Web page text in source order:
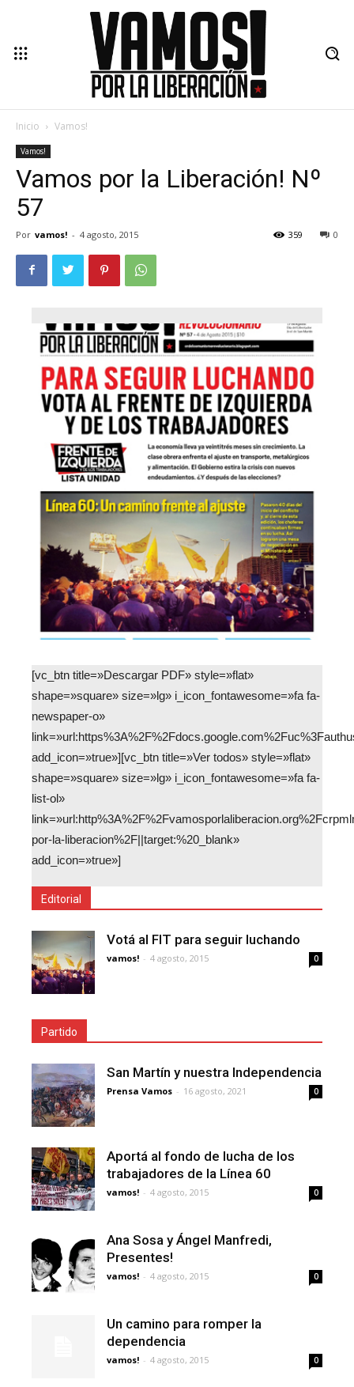
Inicio Vamos!
Vamos!
Vamos por la Liberación! Nº
57
Por vamos! - 4 agosto, 2015 0
359
[vc_btn title=»Descargar PDF» style=»flat»
shape=»square» size=»lg» i_icon_fontawesome=»fa fa-
newspaper-o»
add_icon=»true»][vc_btn title=»Ver todos» style=»flat»
shape=»square» size=»lg» i_icon_fontawesome=»fa fa-
list-ol»
por-la-liberacion%2F||target:%20_blank»
add_icon=»true»]
Editorial
Votá al FIT para seguir luchando
vamos! - 4 agosto, 2015 0
Partido
San Martín y nuestra Independencia
Prensa Vamos - 16 agosto, 2021 0
Aportá al fondo de lucha de los
trabajadores de la Línea 60
vamos! - 4 agosto, 2015 0
Ana Sosa y Ángel Manfredi,
Presentes!
vamos! - 4 agosto, 2015 0
Un camino para romper la
dependencia
vamos! - 4 agosto, 2015 0